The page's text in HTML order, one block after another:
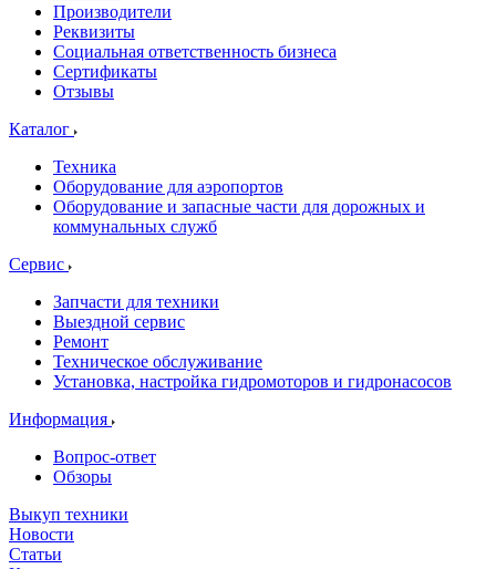
Производители
Реквизиты
Социальная ответственность бизнеса
Сертификаты
Отзывы
Каталог
Техника
Оборудование для аэропортов
Оборудование и запасные части для дорожных и
коммунальных служб
Сервис
Запчасти для техники
Выездной сервис
Ремонт
Техническое обслуживание
Установка, настройка гидромоторов и гидронасосов
Информация
Вопрос-ответ
Обзоры
Выкуп техники
Новости
Статьи